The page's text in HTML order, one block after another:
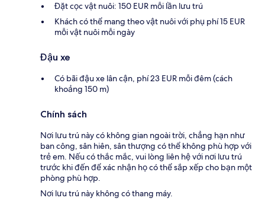
Đặt cọc vật nuôi: 150 EUR mỗi lần lưu trú
Khách có thể mang theo vật nuôi với phụ phí 15 EUR
mỗi vật nuôi mỗi ngày
Đậu xe
Có bãi đậu xe lân cận, phí 23 EUR mỗi đêm (cách
khoảng 150 m)
Chính sách
Nơi lưu trú này có không gian ngoài trời, chẳng hạn như
ban công, sân hiên, sân thượng có thể không phù hợp với
trẻ em. Nếu có thắc mắc, vui lòng liên hệ với nơi lưu trú
trước khi đến để xác nhận họ có thể sắp xếp cho bạn một
phòng phù hợp.
Nơi lưu trú này không có thang máy.